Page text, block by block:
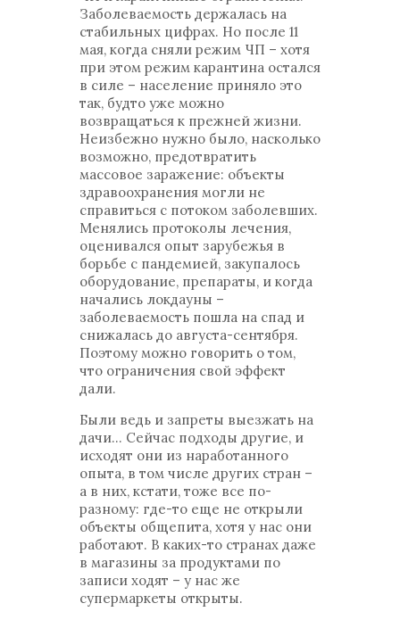
Заболеваемость держалась на
стабильных цифрах. Но после 11
мая, когда сняли режим ЧП – хотя
при этом режим карантина остался
в силе – население приняло это
так, будто уже можно
возвращаться к прежней жизни.
Неизбежно нужно было, насколько
возможно, предотвратить
массовое заражение: объекты
здравоохранения могли не
справиться с потоком заболевших.
Менялись протоколы лечения,
оценивался опыт зарубежья в
борьбе с пандемией, закупалось
оборудование, препараты, и когда
начались локдауны –
заболеваемость пошла на спад и
снижалась до августа-сентября.
Поэтому можно говорить о том,
что ограничения свой эффект
дали.
Были ведь и запреты выезжать на
дачи... Сейчас подходы другие, и
исходят они из наработанного
опыта, в том числе других стран –
а в них, кстати, тоже все по-
разному: где-то еще не открыли
объекты общепита, хотя у нас они
работают. В каких-то странах даже
в магазины за продуктами по
записи ходят – у нас же
супермаркеты открыты.